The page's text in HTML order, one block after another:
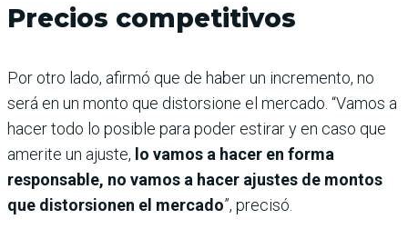
Precios competitivos
Por otro lado, afirmó que de haber un incremento, no
será en un monto que distorsione el mercado. “Vamos a
hacer todo lo posible para poder estirar y en caso que
amerite un ajuste, lo vamos a hacer en forma
responsable, no vamos a hacer ajustes de montos
que distorsionen el mercado”, precisó.